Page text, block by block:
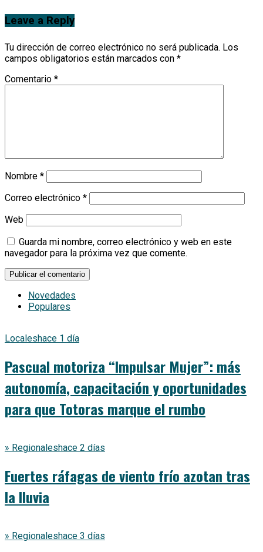
Leave a Reply
Tu dirección de correo electrónico no será publicada. Los
campos obligatorios están marcados con *
Comentario *
Nombre *
Correo electrónico *
Web
Guarda mi nombre, correo electrónico y web en este
navegador para la próxima vez que comente.
Novedades
Populares
Localeshace 1 día
Pascual motoriza “Impulsar Mujer”: más
autonomía, capacitación y oportunidades
para que Totoras marque el rumbo
» Regionaleshace 2 días
Fuertes ráfagas de viento frío azotan tras
la lluvia
» Regionaleshace 3 días